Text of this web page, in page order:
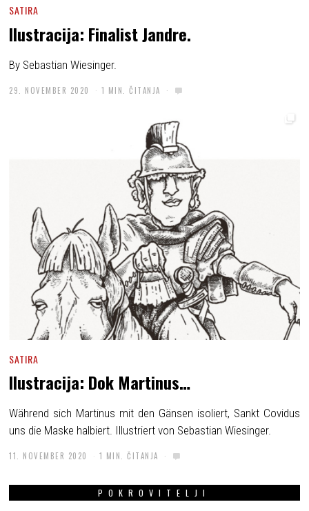
SATIRA
Ilustracija: Finalist Jandre.
By Sebastian Wiesinger.
29. NOVEMBER 2020 1 MIN. ČITANJA
SATIRA
Ilustracija: Dok Martinus…
Während sich Martinus mit den Gänsen isoliert, Sankt Covidus
uns die Maske halbiert. Illustriert von Sebastian Wiesinger.
11. NOVEMBER 2020 1 MIN. ČITANJA
POKROVITELJI